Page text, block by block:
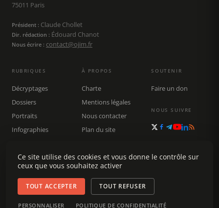
75011 Paris
Président : Claude Chollet
Dir. rédaction : Édouard Chanot
Nous écrire : contact@ojim.fr
RUBRIQUES
Décryptages
Dossiers
Portraits
Infographies
Rechercher
À PROPOS
Charte
Mentions légales
Nous contacter
Plan du site
SOUTENIR
Faire un don
NOUS SUIVRE
© 2026 Observatoire du journalisme (OJIM) · Tous droits réservés ·
Ce site utilise des cookies et vous donne le contrôle sur
ceux que vous souhaitez activer
TOUT ACCEPTER TOUT REFUSER
PERSONNALISER POLITIQUE DE CONFIDENTIALITÉ